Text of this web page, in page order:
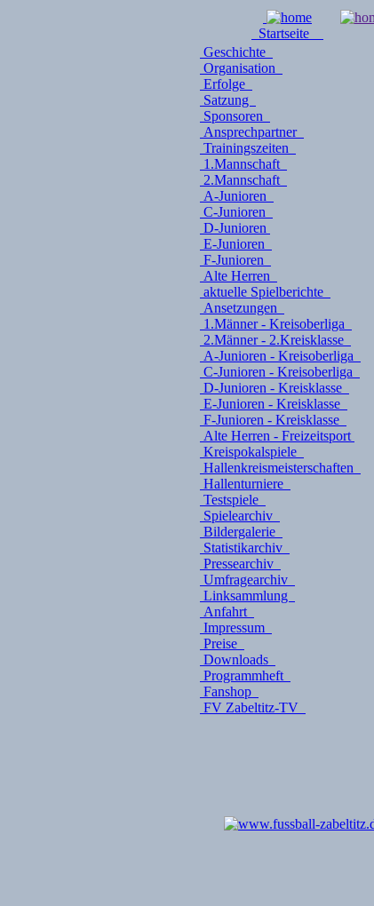
Startseite
Geschichte
Organisation
Erfolge
Satzung
Sponsoren
Ansprechpartner
Trainingszeiten
1.Mannschaft
2.Mannschaft
A-Junioren
C-Junioren
D-Junioren
E-Junioren
F-Junioren
Alte Herren
aktuelle Spielberichte
Ansetzungen
1.Männer - Kreisoberliga
2.Männer - 2.Kreisklasse
A-Junioren - Kreisoberliga
C-Junioren - Kreisoberliga
D-Junioren - Kreisklasse
E-Junioren - Kreisklasse
F-Junioren - Kreisklasse
Alte Herren - Freizeitsport
Kreispokalspiele
Hallenkreismeisterschaften
Hallenturniere
Testspiele
Spielearchiv
Bildergalerie
Statistikarchiv
Pressearchiv
Umfragearchiv
Linksammlung
Anfahrt
Impressum
Preise
Downloads
Programmheft
Fanshop
FV Zabeltitz-TV